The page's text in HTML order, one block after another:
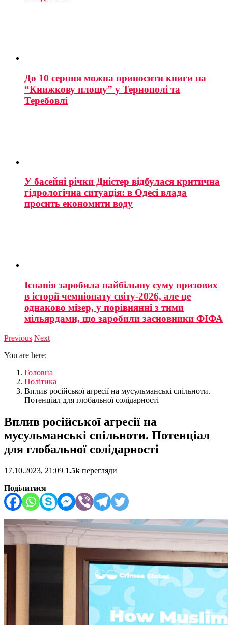
До 10 серпня можна приносити книги на
“Книжкову площу” у Тернополі та
Теребовлі
У басейні річки Дністер відбулася критична
гідрологічна ситуація: в Одесі влада
просить економити воду
Іспанія заробила найбільшу суму призових
в історії чемпіонату світу-2026, але це
однаково мізер, у порівнянні з тими
мільярдами, що заробили засновники ФІФА
Previous Next
You are here:
Головна
Політика
Вплив російської агресії на мусульманські спільноти.
Потенціал для глобальної солідарності
Вплив російської агресії на
мусульманські спільноти. Потенціал
для глобальної солідарності
17.10.2023, 21:09 1.5k перегляди
Поділитися